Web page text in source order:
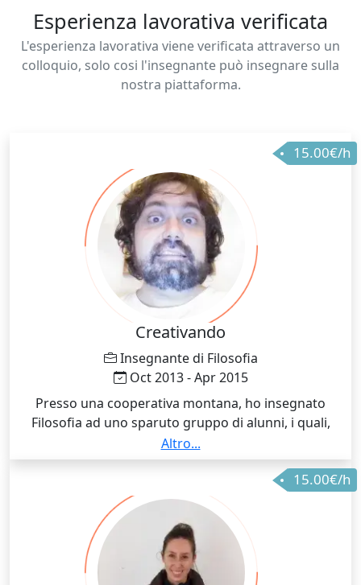
Esperienza lavorativa verificata
L'esperienza lavorativa viene verificata attraverso un
colloquio, solo cosi l'insegnante può insegnare sulla
nostra piattaforma.
15.00€/h
Creativando
Insegnante di Filosofia
Oct 2013 - Apr 2015
Presso una cooperativa montana, ho insegnato
Filosofia ad uno sparuto gruppo di alunni, i quali,
ancor oggi, mi chiamano per ringraziarmi e parlare di
Platone e Nietzsche
Altro...
15.00€/h